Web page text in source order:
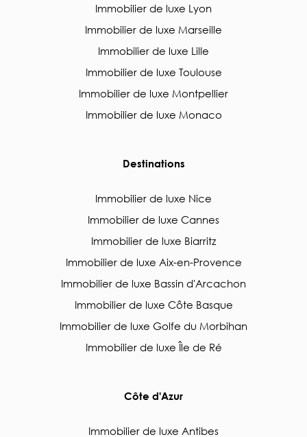
Immobilier de luxe Lyon
Immobilier de luxe Marseille
Immobilier de luxe Lille
Immobilier de luxe Toulouse
Immobilier de luxe Montpellier
Immobilier de luxe Monaco
Destinations
Immobilier de luxe Nice
Immobilier de luxe Cannes
Immobilier de luxe Biarritz
Immobilier de luxe Aix-en-Provence
Immobilier de luxe Bassin d'Arcachon
Immobilier de luxe Côte Basque
Immobilier de luxe Golfe du Morbihan
Immobilier de luxe Île de Ré
Côte d'Azur
Immobilier de luxe Antibes